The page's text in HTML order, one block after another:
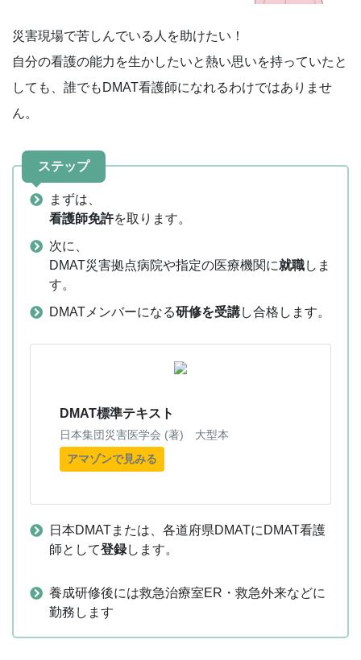
災害現場で苦しんでいる人を助けたい！
自分の看護の能力を生かしたいと熱い思いを持っていたと
しても、誰でもDMAT看護師になれるわけではありませ
ん。
ステップ
まずは、
看護師免許を取ります。
次に、
DMAT災害拠点病院や指定の医療機関に就職しま
す。
DMATメンバーになる研修を受講し合格します。
DMAT標準テキスト
日本集団災害医学会 (著) 大型本
アマゾンで見みる
日本DMATまたは、各道府県DMATにDMAT看護
師として登録します。
養成研修後には救急治療室ER・救急外来などに
勤務します